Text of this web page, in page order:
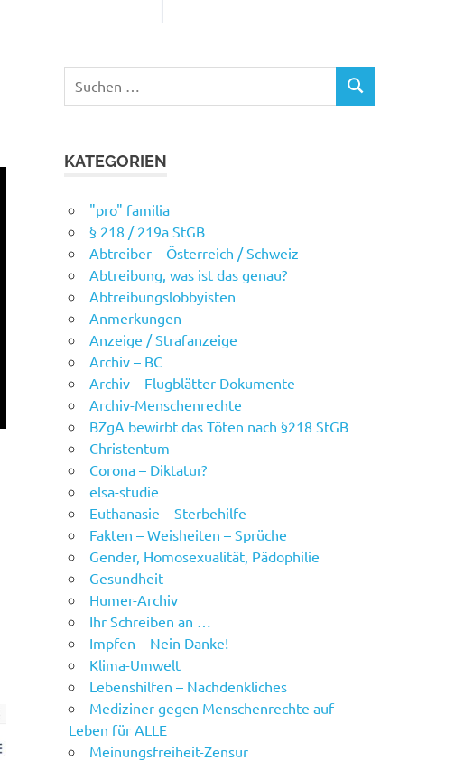
Suchen
SUCHEN
KATEGORIEN
"pro" familia
§ 218 / 219a StGB
Abtreiber – Österreich / Schweiz
Abtreibung, was ist das genau?
Abtreibungslobbyisten
Anmerkungen
Anzeige / Strafanzeige
Archiv – BC
Archiv – Flugblätter-Dokumente
Archiv-Menschenrechte
BZgA bewirbt das Töten nach §218 StGB
Christentum
Corona – Diktatur?
elsa-studie
Euthanasie – Sterbehilfe –
Fakten – Weisheiten – Sprüche
Gender, Homosexualität, Pädophilie
Gesundheit
Humer-Archiv
Ihr Schreiben an …
Impfen – Nein Danke!
Klima-Umwelt
Lebenshilfen – Nachdenkliches
Mediziner gegen Menschenrechte auf
Leben für ALLE
Meinungsfreiheit-Zensur